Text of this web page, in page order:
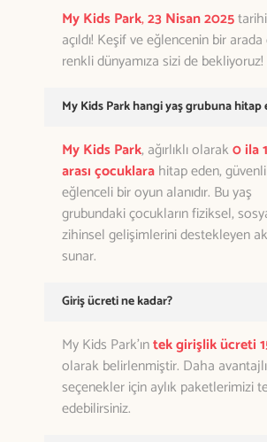
My Kids Park,23 Nisan 2025
açıldı! Keşif ve eğlencenin bir
renkli dünyamıza sizi de bekliyoruz!
My Kids Park hangi yaş grubuna hitap
My Kids Park, ağırlıklı olarak0 ila
arası çocuklarahitap eden,
eğlenceli bir oyun alanıdır. Bu yaş
grubundaki çocukların fiziksel,
zihinsel gelişimlerini destekleyen
sunar.
Giriş ücreti ne kadar?
My Kids Park’ıntek girişlik ücreti
olarak belirlenmiştir. Daha avantajlı
seçenekler için aylık paketlerimizi
edebilirsiniz.